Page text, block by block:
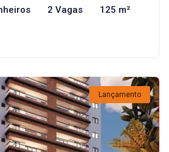
2 Vagas 125 m²
Lançamento